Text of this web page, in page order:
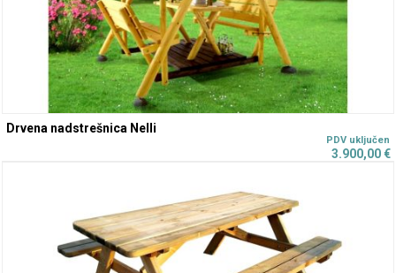
Drvena nadstrešnica Nelli
3.900,00€